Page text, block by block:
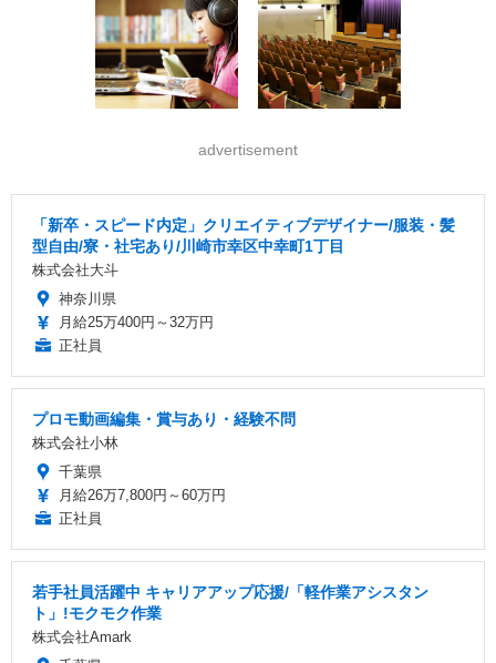
advertisement
「新卒・スピード内定」クリエイティブデザイナー/服装・髪
型自由/寮・社宅あり/川崎市幸区中幸町1丁目
株式会社大斗
神奈川県
月給25万400円～32万円
正社員
プロモ動画編集・賞与あり・経験不問
株式会社小林
千葉県
月給26万7,800円～60万円
正社員
若手社員活躍中 キャリアアップ応援/「軽作業アシスタン
ト」!モクモク作業
株式会社Amark